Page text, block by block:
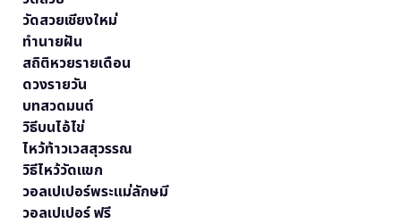
วัดสวยเชียงใหม่
ทำนายฝัน
สถิติหวยรายเดือน
ดวงรายวัน
บทสวดมนต์
วิธีบนไอ้ไข่
ไหว้ท้าวเวสสุวรรณ
วิธีไหว้วัดแขก
วอลเปเปอร์พระแม่ลักษมี
วอลเปเปอร์ ฟรี